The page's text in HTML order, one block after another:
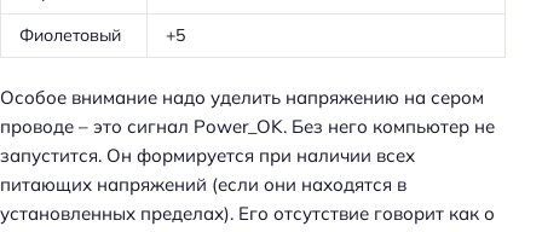
Фиолетовый
+5
Особое внимание надо уделить напряжению на сером
проводе – это сигнал Power_OK. Без него компьютер не
запустится. Он формируется при наличии всех
питающих напряжений (если они находятся в
установленных пределах). Его отсутствие говорит как о